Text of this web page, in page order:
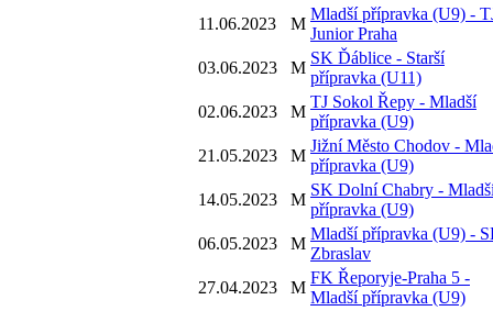
11.06.2023
M
Mladší přípravka (U9) -
Junior Praha
03.06.2023
M
SK Ďáblice - Starší
přípravka (U11)
02.06.2023
M
TJ Sokol Řepy - Mladší
přípravka (U9)
21.05.2023
M
Jižní Město Chodov -
přípravka (U9)
14.05.2023
M
SK Dolní Chabry -
přípravka (U9)
06.05.2023
M
Mladší přípravka (U9) -
Zbraslav
27.04.2023
M
FK Řeporyje-Praha 5 -
Mladší přípravka (U9)